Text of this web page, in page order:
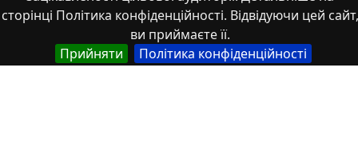
сторінці Політика конфіденційності. Відвідуючи цей сайт,
ви приймаєте її.
Прийняти
Політика конфіденційності